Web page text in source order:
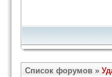
Список форумов »